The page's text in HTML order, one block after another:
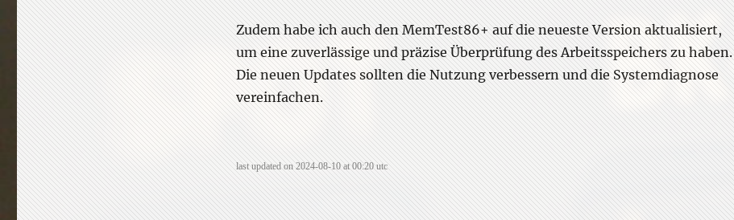
Zudem habe ich auch den MemTest86+ auf die neueste Version aktualisiert,
um eine zuverlässige und präzise Überprüfung des Arbeitsspeichers zu haben.
Die neuen Updates sollten die Nutzung verbessern und die Systemdiagnose
vereinfachen.
last updated on 2024-08-10 at 00:20 utc